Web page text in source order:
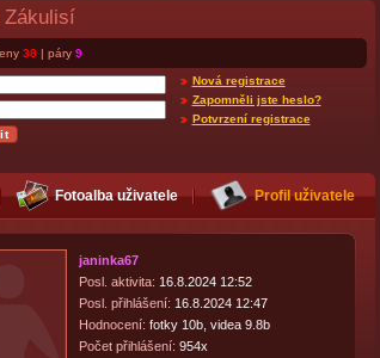
Zákulisí
38| páry 9
Nová registrace
Zapomněli jste heslo?
Potvrzení registrace
Fotoalba uživatele Profil uživatele
janinka67
Posl. aktivita: 16.8.2024 12:52
Posl. přihlášení: 16.8.2024 12:47
Hodnocení: fotky 10b, videa 9.8b
Počet přihlášení: 954x